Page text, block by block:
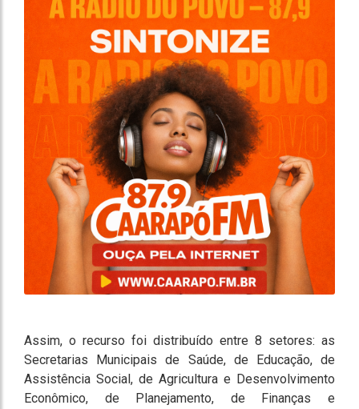
Assim, o recurso foi distribuído entre 8 setores: as
Secretarias Municipais de Saúde, de Educação, de
Assistência Social, de Agricultura e Desenvolvimento
Econômico, de Planejamento, de Finanças e